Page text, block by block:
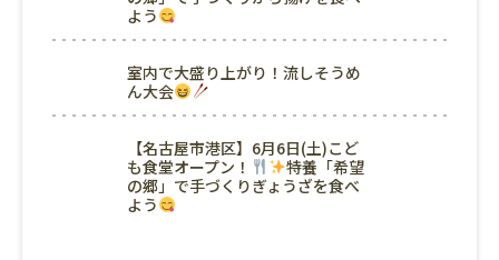
よう
室内で大盛り上がり！流しそうめ
ん大会
【名古屋市港区】6月6日(土)こど
も食堂オープン！
特養「希望
の郷」で手づくりぎょうざを食べ
よう